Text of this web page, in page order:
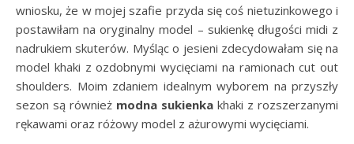
wniosku, że w mojej szafie przyda się coś nietuzinkowego i
postawiłam na oryginalny model – sukienkę długości midi z
nadrukiem skuterów. Myśląc o jesieni zdecydowałam się na
model khaki z ozdobnymi wycięciami na ramionach cut out
shoulders. Moim zdaniem idealnym wyborem na przyszły
sezon są również modna sukienka khaki z rozszerzanymi
rękawami oraz różowy model z ażurowymi wycięciami.